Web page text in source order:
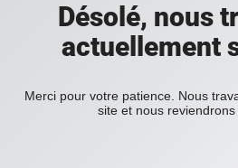
Désolé, nous
actuellement
Merci pour votre patience. Nous
site et nous reviendrons